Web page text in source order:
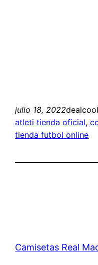
julio 18, 2022
atleti tienda oficial,
tienda futbol online
Camisetas Real